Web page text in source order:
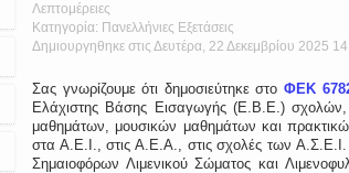
Λεπτομέρειες
Κατηγορία: Πανελλήνιες Εξετάσεις
Δημιουργηθηκε στις Δευτέρα, 22 Δεκεμβρίου 2025
Σας γνωρίζουμε ότι δημοσιεύτηκε στο ΦΕΚ
Ελάχιστης Βάσης Εισαγωγής (Ε.Β.Ε.) σχολών,
μαθημάτων, μουσικών μαθημάτων και
στα Α.Ε.Ι., στις Α.Ε.Α., στις σχολές των Α.Σ.Ε.Ι.
Σημαιοφόρων Λιμενικού Σώματος και